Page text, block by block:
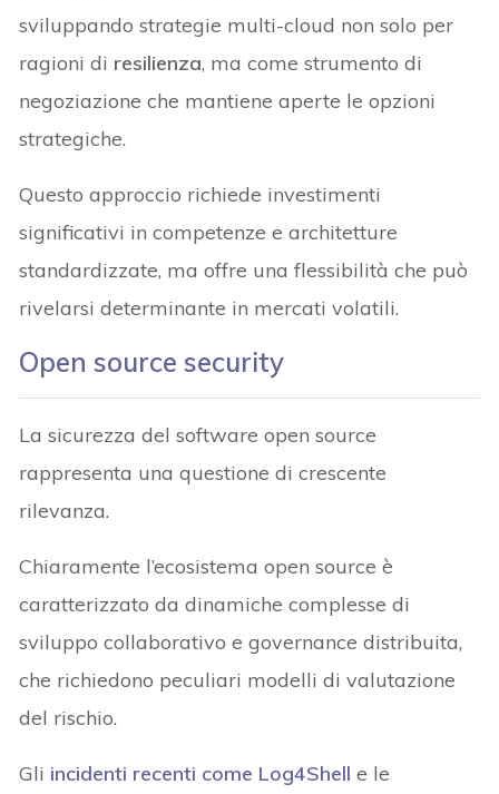
sviluppando strategie multi-cloud non solo per
ragioni di resilienza, ma come strumento di
negoziazione che mantiene aperte le opzioni
strategiche.
Questo approccio richiede investimenti
significativi in competenze e architetture
standardizzate, ma offre una flessibilità che può
rivelarsi determinante in mercati volatili.
Open source security
La sicurezza del software open source
rappresenta una questione di crescente
rilevanza.
Chiaramente l’ecosistema open source è
caratterizzato da dinamiche complesse di
sviluppo collaborativo e governance distribuita,
che richiedono peculiari modelli di valutazione
del rischio.
Gli incidenti recenti come Log4Shell e le